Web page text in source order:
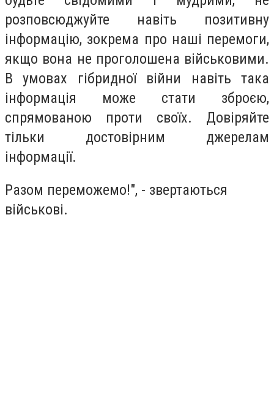
розповсюджуйте навіть позитивну
інформацію, зокрема про наші перемоги,
якщо вона не проголошена військовими.
В умовах гібридної війни навіть така
інформація може стати зброєю,
спрямованою проти своїх. Довіряйте
тільки достовірним джерелам
інформації.
Разом переможемо!", - звертаються
військові.